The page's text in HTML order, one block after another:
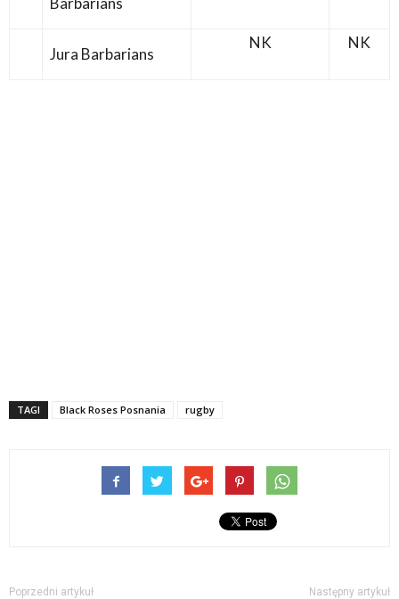
Jura Barbarians
NK NK
TAGI Black Roses Posnania rugby
Poprzedni artykuł Następny artykuł